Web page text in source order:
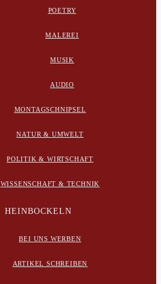
POETRY
MALEREI
MUSIK
AUDIO
MONTAGSCHNIPSEL
NATUR & UMWELT
POLITIK & WIRTSCHAFT
WISSENSCHAFT & TECHNIK
HEINBOCKELN
BEI UNS WERBEN
ARTIKEL SCHREIBEN